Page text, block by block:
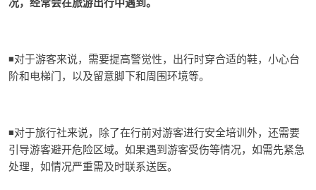
况，经常会在旅游出行中遇到。
◾对于游客来说，需要提高警觉性，出行时穿合适的鞋，小心台
阶和电梯门，以及留意脚下和周围环境等。
◾对于旅行社来说，除了在行前对游客进行安全培训外，还需要
引导游客避开危险区域。如果遇到游客受伤等情况，如需先紧急
处理，如情况严重需及时联系送医。